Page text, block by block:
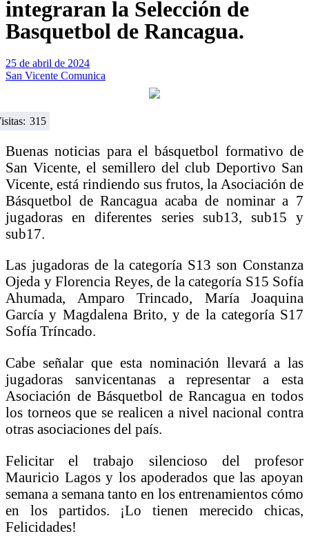
integraran la Selección de
Basquetbol de Rancagua.
25 de abril de 2024
San Vicente Comunica
315
Buenas noticias para el básquetbol formativo de
San Vicente, el semillero del club Deportivo San
Vicente, está rindiendo sus frutos, la Asociación de
Básquetbol de Rancagua acaba de nominar a 7
jugadoras en diferentes series sub13, sub15 y
sub17.
Las jugadoras de la categoría S13 son Constanza
Ojeda y Florencia Reyes, de la categoría S15 Sofía
Ahumada, Amparo Trincado, María Joaquina
García y Magdalena Brito, y de la categoría S17
Sofía Tríncado.
Cabe señalar que esta nominación llevará a las
jugadoras sanvicentanas a representar a esta
Asociación de Básquetbol de Rancagua en todos
los torneos que se realicen a nivel nacional contra
otras asociaciones del país.
Felicitar el trabajo silencioso del profesor
Mauricio Lagos y los apoderados que las apoyan
semana a semana tanto en los entrenamientos cómo
en los partidos. ¡Lo tienen merecido chicas,
Felicidades!